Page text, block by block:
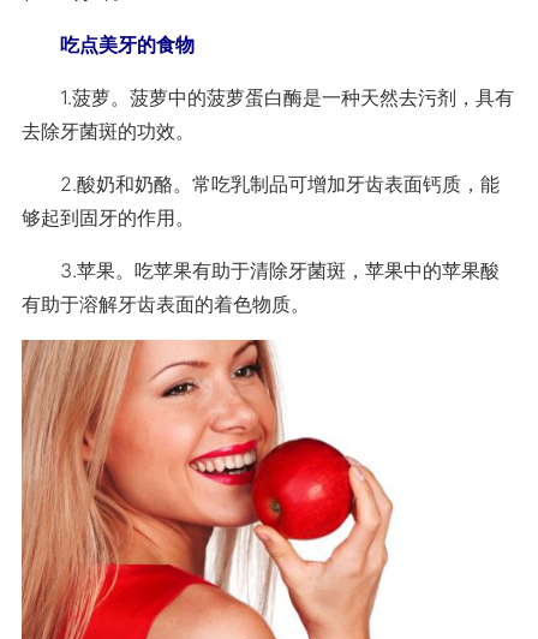
吃点美牙的食物
1.菠萝。菠萝中的菠萝蛋白酶是一种天然去污剂，具有
去除牙菌斑的功效。
2.酸奶和奶酪。常吃乳制品可增加牙齿表面钙质，能
够起到固牙的作用。
3.苹果。吃苹果有助于清除牙菌斑，苹果中的苹果酸
有助于溶解牙齿表面的着色物质。